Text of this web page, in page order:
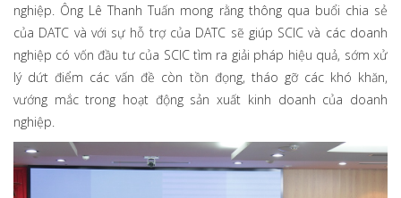
nghiệp. Ông Lê Thanh Tuấn mong rằng thông qua buổi chia sẻ
của DATC và với sự hỗ trợ của DATC sẽ giúp SCIC và các doanh
nghiệp có vốn đầu tư của SCIC tìm ra giải pháp hiệu quả, sớm xử
lý dứt điểm các vấn đề còn tồn đọng, tháo gỡ các khó khăn,
vướng mắc trong hoạt động sản xuất kinh doanh của doanh
nghiệp.